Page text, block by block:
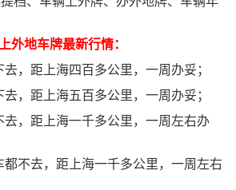
外地车牌最新行情：
，距上海四百多公里，一周办妥；
，距上海五百多公里，一周办妥；
去，距上海一千多公里，一周左右办
都不去，距上海一千多公里，一周左右